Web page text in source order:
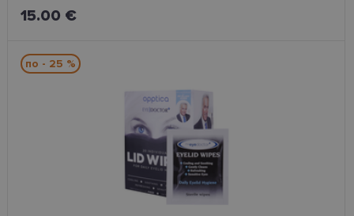
15.00 €
по - 25 %